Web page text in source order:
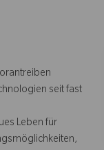
seit fast
Leben für